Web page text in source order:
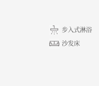
步入式淋浴
沙发床